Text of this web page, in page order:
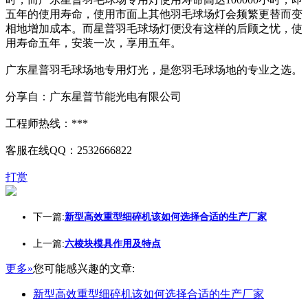
五年的使用寿命，使用市面上其他羽毛球场灯会频繁更替而变
相地增加成本。而星普羽毛球场灯便没有这样的后顾之忧，使
用寿命五年，安装一次，享用五年。
广东星普羽毛球场地专用灯光，是您羽毛球场地的专业之选。
分享自：广东星普节能光电有限公司
工程师热线：***
客服在线QQ：2532666822
打赏
下一篇:新型高效重型细碎机该如何选择合适的生产厂家
上一篇:六棱块模具作用及特点
更多»您可能感兴趣的文章:
新型高效重型细碎机该如何选择合适的生产厂家